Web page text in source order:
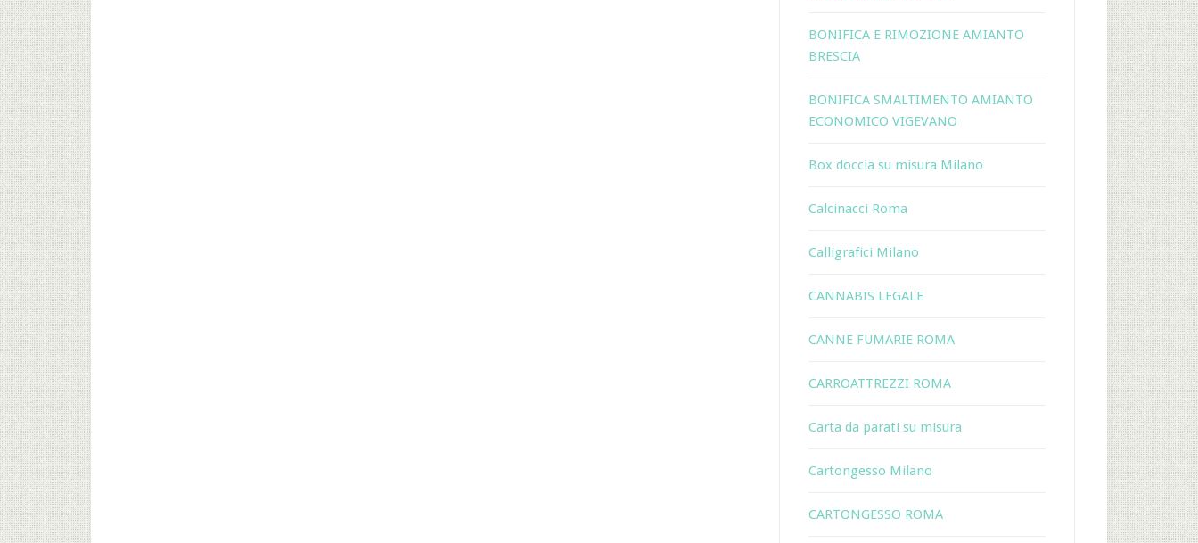
BONIFICA E RIMOZIONE AMIANTO
BRESCIA
BONIFICA SMALTIMENTO AMIANTO
ECONOMICO VIGEVANO
Box doccia su misura Milano
Calcinacci Roma
Calligrafici Milano
CANNABIS LEGALE
CANNE FUMARIE ROMA
CARROATTREZZI ROMA
Carta da parati su misura
Cartongesso Milano
CARTONGESSO ROMA